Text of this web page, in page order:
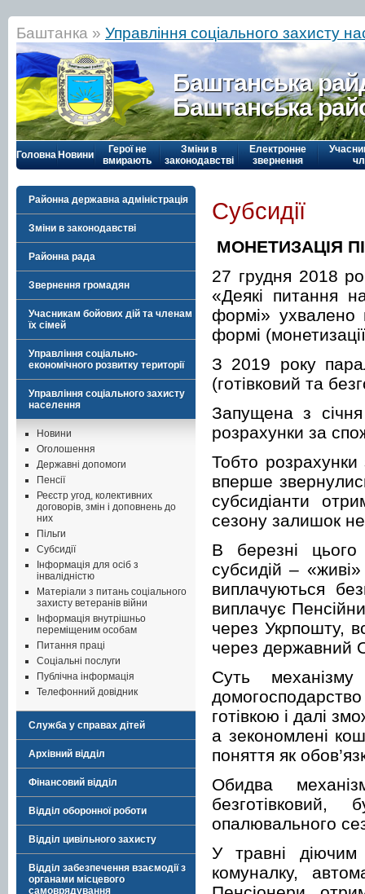
Баштанка » Управління соціального захисту
Баштанська
Баштанська
Головна Новини
Герої не
вмирають
Зміни в
законодавстві
Електронне
звернення
Районна державна адміністрація
Зміни в законодавстві
Районна рада
Звернення громадян
Учасникам бойових дій та членам
їх сімей
Управління соціально-
економічного розвитку території
Управління соціального захисту
населення
Новини
Оголошення
Державні допомоги
Пенсії
Реєстр угод, колективних
договорів, змін і доповнень до
них
Пільги
Субсидії
Інформація для осіб з
інвалідністю
Матеріали з питань соціального
захисту ветеранів війни
Інформація внутрішньо
переміщеним особам
Питання праці
Соціальні послуги
Публічна інформація
Телефонний довідник
Служба у справах дітей
Архівний відділ
Фінансовий відділ
Відділ оборонної роботи
Відділ цивільного захисту
Відділ забезпечення взаємодії з
органами місцевого
самоврядування
Субсидії
МОНЕТИЗАЦІЯ
27 грудня 2018
«Деякі питання
формі» ухвалено
формі
З 2019 року
(готівковий та
Запущена з
розрахунки за
Тобто
вперше
субсидіанти
сезону залишок
В березні
субсидій –
виплачуються
виплачує
через Укрпошту,
через державний
Суть
готівкою і далі
а зекономлені
поняття як
Обидва
опалювального
У травні діючим
комуналку,